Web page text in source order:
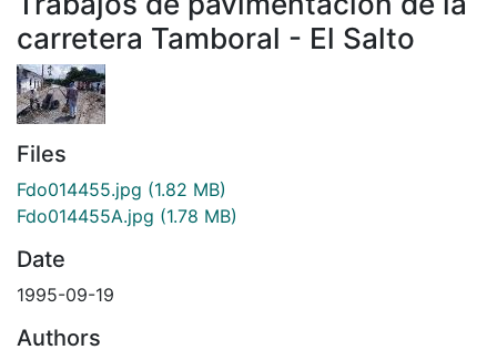
carretera Tamboral - El Salto
Files
Fdo014455.jpg (1.82 MB)
Fdo014455A.jpg (1.78 MB)
Date
1995-09-19
Authors